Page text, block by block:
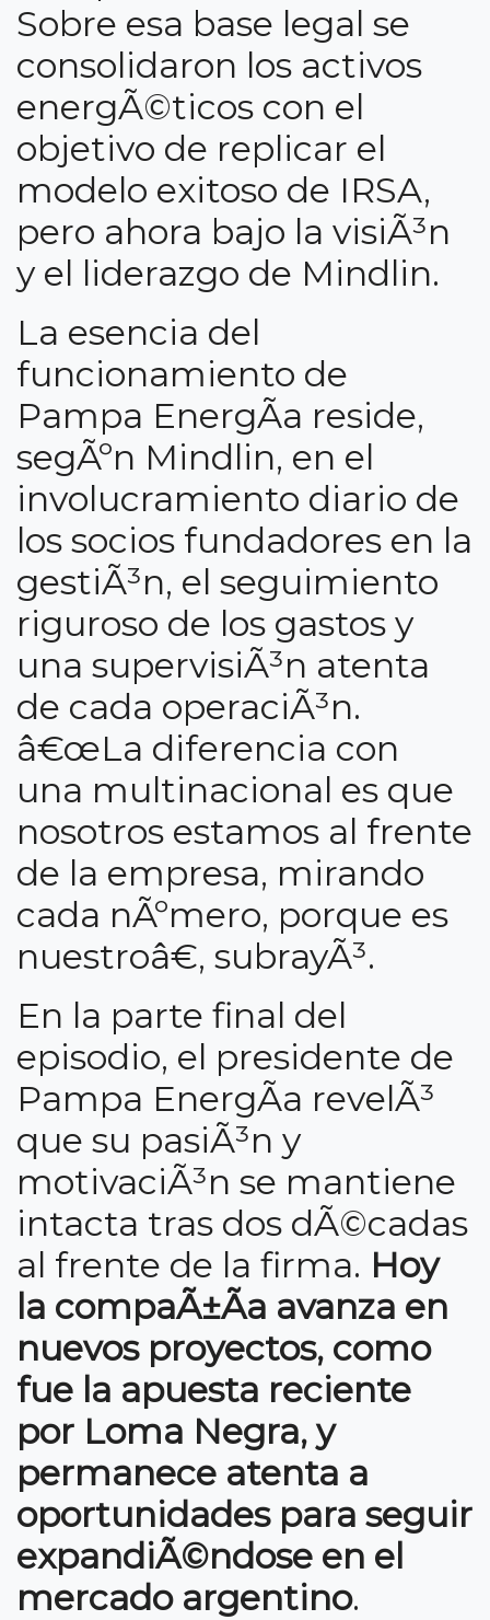
Sobre esa base legal se
consolidaron los activos
energÃ©ticos con el
objetivo de replicar el
modelo exitoso de IRSA,
pero ahora bajo la visiÃ³n
y el liderazgo de Mindlin.
La esencia del
funcionamiento de
Pampa EnergÃ­a reside,
segÃºn Mindlin, en el
involucramiento diario de
los socios fundadores en la
gestiÃ³n, el seguimiento
riguroso de los gastos y
una supervisiÃ³n atenta
de cada operaciÃ³n.
â€œLa diferencia con
una multinacional es que
nosotros estamos al frente
de la empresa, mirando
cada nÃºmero, porque es
nuestroâ€, subrayÃ³.
En la parte final del
episodio, el presidente de
Pampa EnergÃ­a revelÃ³
que su pasiÃ³n y
motivaciÃ³n se mantiene
intacta tras dos dÃ©cadas
al frente de la firma. Hoy
la compaÃ±Ã­a avanza en
nuevos proyectos, como
fue la apuesta reciente
por Loma Negra, y
permanece atenta a
oportunidades para seguir
expandiÃ©ndose en el
mercado argentino.